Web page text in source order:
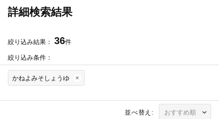
詳細検索結果
絞り込み結果： 36件
絞り込み条件：
かねよみそしょうゆ
並べ替え: